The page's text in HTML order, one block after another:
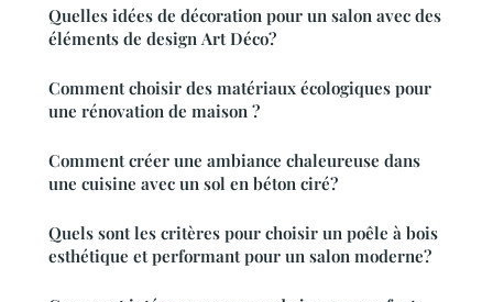
Quelles idées de décoration pour un salon avec des
éléments de design Art Déco?
Comment choisir des matériaux écologiques pour
une rénovation de maison ?
Comment créer une ambiance chaleureuse dans
une cuisine avec un sol en béton ciré?
Quels sont les critères pour choisir un poêle à bois
esthétique et performant pour un salon moderne?